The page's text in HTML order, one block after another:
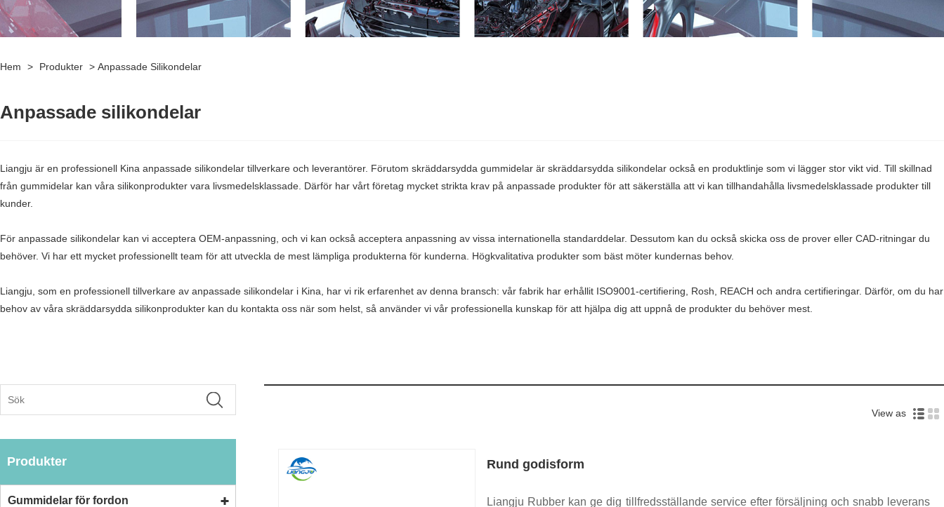
Hem > Produkter > Anpassade Silikondelar
Anpassade silikondelar
Liangju är en professionell Kina anpassade silikondelar tillverkare och leverantörer. Förutom skräddarsydda gummidelar är skräddarsydda silikondelar också en produktlinje som vi lägger stor vikt vid. Till skillnad
från gummidelar kan våra silikonprodukter vara livsmedelsklassade. Därför har vårt företag mycket strikta krav på anpassade produkter för att säkerställa att vi kan tillhandahålla livsmedelsklassade produkter till
kunder.
För anpassade silikondelar kan vi acceptera OEM-anpassning, och vi kan också acceptera anpassning av vissa internationella standarddelar. Dessutom kan du också skicka oss de prover eller CAD-ritningar du
behöver. Vi har ett mycket professionellt team för att utveckla de mest lämpliga produkterna för kunderna. Högkvalitativa produkter som bäst möter kundernas behov.
Liangju, som en professionell tillverkare av anpassade silikondelar i Kina, har vi rik erfarenhet av denna bransch: vår fabrik har erhållit ISO9001-certifiering, Rosh, REACH och andra certifieringar. Därför, om du har
behov av våra skräddarsydda silikonprodukter kan du kontakta oss när som helst, så använder vi vår professionella kunskap för att hjälpa dig att uppnå de produkter du behöver mest.
Produkter
Gummidelar för fordon
View as
Rund godisform
Liangju Rubber kan ge dig tillfredsställande service efter försäljning och snabb leverans